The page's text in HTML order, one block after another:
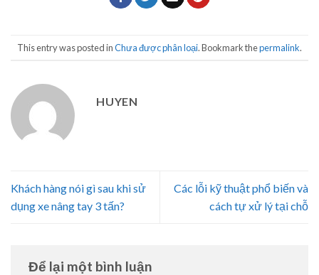
This entry was posted inChưa được phân loại. Bookmark thepermalink.
HUYEN
Khách hàng nói gì sau khi sử
dụng xe nâng tay 3 tấn?
Các lỗi kỹ thuật phổ biến và
cách tự xử lý tại chỗ
Để lại một bình luận